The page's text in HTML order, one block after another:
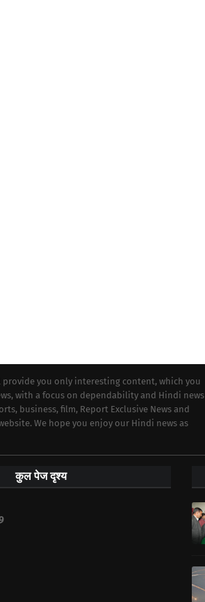
provide you only interesting content, which you
with a focus on dependability and Hindi news
business, film, Report Exclusive News and
We hope you enjoy our Hindi news as
कुल पेज दृश्य